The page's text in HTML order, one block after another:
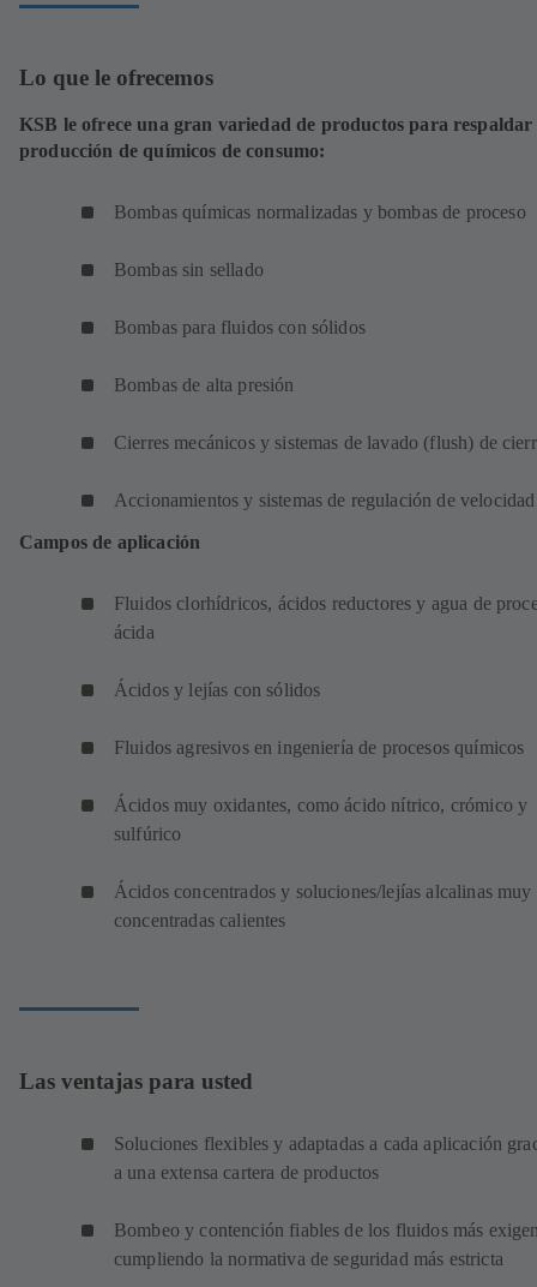
Lo que le ofrecemos
KSB le ofrece una gran variedad de productos para respaldar
producción de químicos de consumo:
Bombas químicas normalizadas y bombas de proceso
Bombas sin sellado
Bombas para fluidos con sólidos
Bombas de alta presión
Cierres mecánicos y sistemas de lavado (flush) de
Accionamientos y sistemas de regulación de velocidad
Campos de aplicación
Fluidos clorhídricos, ácidos reductores y agua de
ácida
Ácidos y lejías con sólidos
Fluidos agresivos en ingeniería de procesos químicos
Ácidos muy oxidantes, como ácido nítrico, crómico y
sulfúrico
Ácidos concentrados y soluciones/lejías alcalinas muy
concentradas calientes
Las ventajas para usted
Soluciones flexibles y adaptadas a cada aplicación
a una extensa cartera de productos
Bombeo y contención fiables de los fluidos más
cumpliendo la normativa de seguridad más estricta